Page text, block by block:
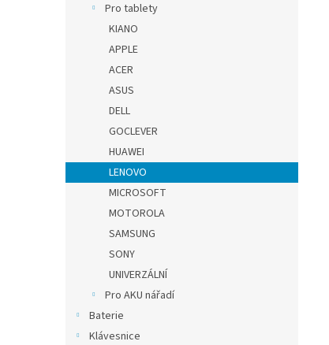
Pro tablety
KIANO
APPLE
ACER
ASUS
DELL
GOCLEVER
HUAWEI
LENOVO
MICROSOFT
MOTOROLA
SAMSUNG
SONY
UNIVERZÁLNÍ
Pro AKU nářadí
Baterie
Klávesnice